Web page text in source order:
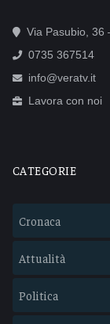
Via Pasubio, 36
0735 367514
info@veratv.it
Lavora con noi
CATEGORIE
Cronaca
Attualità
Politica